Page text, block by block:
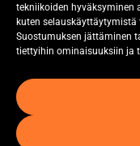
tekniikoiden hyväksyminen
kuten
Suostumuksen jättäminen
tiettyihin ominaisuuksiin ja
Pyydä tarjous
Ota yhteyttä